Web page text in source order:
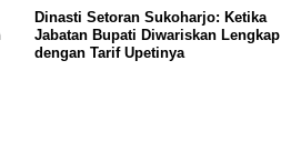
Dinasti Setoran Sukoharjo: Ketika
Jabatan Bupati Diwariskan Lengkap
dengan Tarif Upetinya